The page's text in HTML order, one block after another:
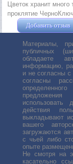
Цветок хранит
проклятие
Добавить отзыв
Материалы,
публичных
обладаете
информацию,
и не согласны
согласны
предложения
действия
выкладывают
вашего
загружаются
с чьей либо
опыте
Не смотря на
касательно